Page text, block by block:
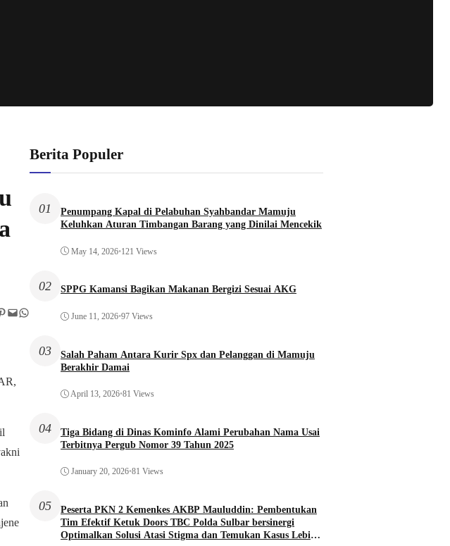
Mail WhatsApp
Berita Populer
01
Penumpang Kapal di Pelabuhan Syahbandar Mamuju
Keluhkan Aturan Timbangan Barang yang Dinilai Mencekik
May 14, 2026•121 Views
02 SPPG Kamansi Bagikan Makanan Bergizi Sesuai AKG
June 11, 2026•97 Views
03
Salah Paham Antara Kurir Spx dan Pelanggan di Mamuju
Berakhir Damai
April 13, 2026•81 Views
04
Tiga Bidang di Dinas Kominfo Alami Perubahan Nama Usai
Terbitnya Pergub Nomor 39 Tahun 2025
January 20, 2026•81 Views
05
Peserta PKN 2 Kemenkes AKBP Mauluddin: Pembentukan
Tim Efektif Ketuk Doors TBC Polda Sulbar bersinergi
Optimalkan Solusi Atasi Stigma dan Temukan Kasus Lebih